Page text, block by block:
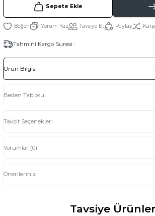
Sepete Ekle
Yorum Yaz Tavsiye Et Paylaş
Tahmini Kargo Süresi :
Ürün Bilgisi
Beden Tablosu
Taksit Seçenekleri
Yorumlar (0)
Önerileriniz
Tavsiye Ürünler